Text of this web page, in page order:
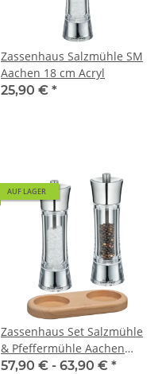
Zassenhaus Salzmühle SM
Aachen 18 cm Acryl
25,90 € *
AUF LAGER
Zassenhaus Set Salzmühle
& Pfeffermühle Aachen
Acryl / Edelstahl & Holz-
57,90 € - 63,90 € *